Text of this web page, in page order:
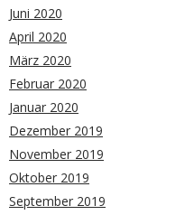
Juni 2020
April 2020
März 2020
Februar 2020
Januar 2020
Dezember 2019
November 2019
Oktober 2019
September 2019